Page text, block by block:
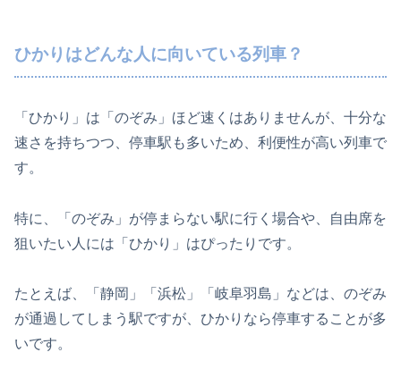
ひかりはどんな人に向いている列車？
「ひかり」は「のぞみ」ほど速くはありませんが、十分な
速さを持ちつつ、停車駅も多いため、利便性が高い列車で
す。
特に、「のぞみ」が停まらない駅に行く場合や、自由席を
狙いたい人には「ひかり」はぴったりです。
たとえば、「静岡」「浜松」「岐阜羽島」などは、のぞみ
が通過してしまう駅ですが、ひかりなら停車することが多
いです。